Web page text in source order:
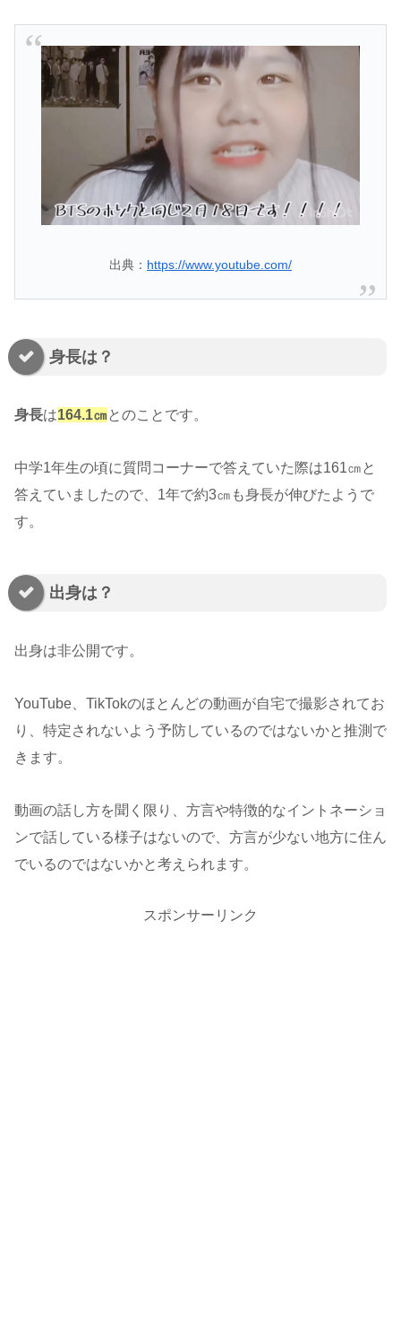
出典： https://www.youtube.com/
身長は？
身長は164.1㎝ とのことです。
中学1年生の頃に質問コーナーで答えていた際は161㎝と
答えていましたので、1年で約3㎝も身長が伸びたようで
す。
出身は？
出身は非公開です。
YouTube、TikTokのほとんどの動画が自宅で撮影されてお
り、特定されないよう予防しているのではないかと推測で
きます。
動画の話し方を聞く限り、方言や特徴的なイントネーショ
ンで話している様子はないので、方言が少ない地方に住ん
でいるのではないかと考えられます。
スポンサーリンク